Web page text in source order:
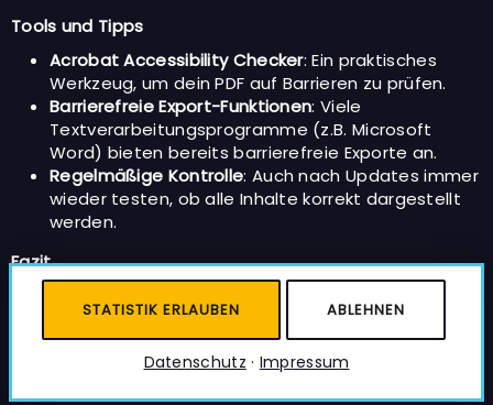
Tools und Tipps
Acrobat Accessibility Checker: Ein praktisches
Werkzeug, um dein PDF auf Barrieren zu prüfen.
Barrierefreie Export-Funktionen: Viele
Textverarbeitungsprogramme (z.B. Microsoft
Word) bieten bereits barrierefreie Exporte an.
Regelmäßige Kontrolle: Auch nach Updates immer
wieder testen, ob alle Inhalte korrekt dargestellt
werden.
Fazit
Barrierefreie PDFs und Dokumente sind kein Hexenwerk,
sondern das Ergebnis guter Strukturierung und
stellst du sicher, dass wirklich alle Empfänger*innen
deine Inhalte lesen und verstehen können.
Optionale
STATISTIK ERLAUBEN ABLEHNEN
Datenschutz · Impressum